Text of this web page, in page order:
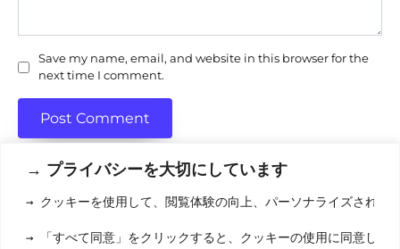
→ プライバシーを大切にしています
→ クッキーを使用して、閲覧体験の向上、パーソナライズされた
→ 「すべて同意」をクリックすると、クッキーの使用に同意した
Save my name, email, and website in this browser for the
next time I comment.
利用規約(りようきやく